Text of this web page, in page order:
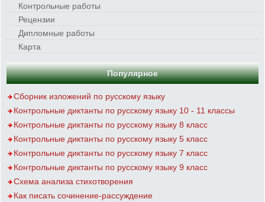
Контрольные работы
Рецензии
Дипломные работы
Карта
Популярное
Сборник изложений по русскому языку
Контрольные диктанты по русскому языку 10 - 11 классы
Контрольные диктанты по русскому языку 8 класс
Контрольные диктанты по русскому языку 5 класс
Контрольные диктанты по русскому языку 7 класс
Контрольные диктанты по русскому языку 9 класс
Схема анализа стихотворения
Как писать сочинение-рассуждение